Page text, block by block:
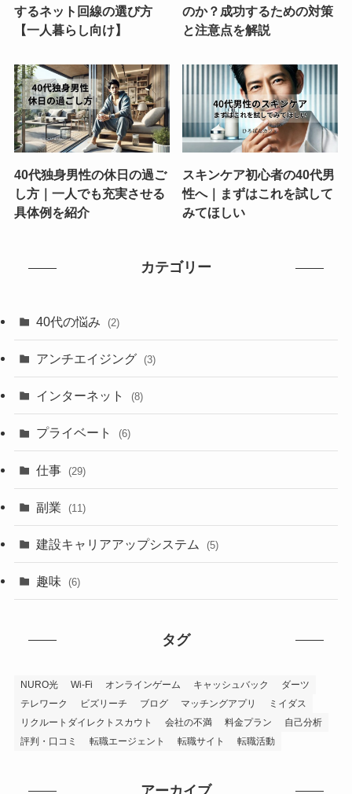
するネット回線の選び方
【一人暮らし向け】
のか？成功するための対策
と注意点を解説
40代独身男性の休日の過ご
し方｜一人でも充実させる
具体例を紹介
スキンケア初心者の40代男
性へ｜まずはこれを試して
みてほしい
カテゴリー
40代の悩み (2)
アンチエイジング (3)
インターネット (8)
プライベート (6)
仕事 (29)
副業 (11)
建設キャリアアップシステム (5)
趣味 (6)
タグ
NURO光 Wi-Fi オンラインゲーム キャッシュバック
ダーツ
テレワーク
ビズリーチ ブログ マッチングアプリ
ミイダス
リクルートダイレクトスカウト
会社の不満 料金プラン
自己分析
評判・口コミ
転職エージェント 転職サイト 転職活動